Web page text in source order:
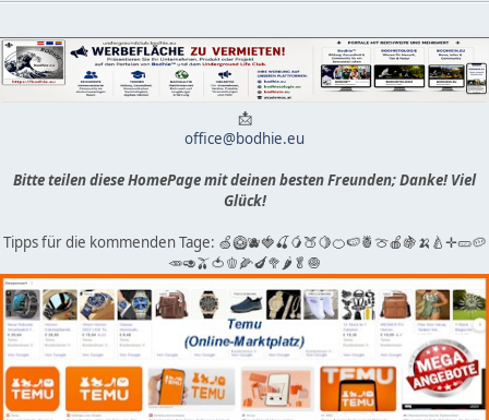
📩
office@bodhie.eu
Bitte teilen diese HomePage mit deinen besten Freunden; Danke! Viel
Glück!
Tipps für die kommenden Tage: 🍏🥝🫐🍓🍒🥭🍑🍋🍊🍉🍍🍈🍎🍇🍌🍐✛🥒🥔
🥕🥑🫒🍅🫑🌽🍆🥦🌶🥬🧅